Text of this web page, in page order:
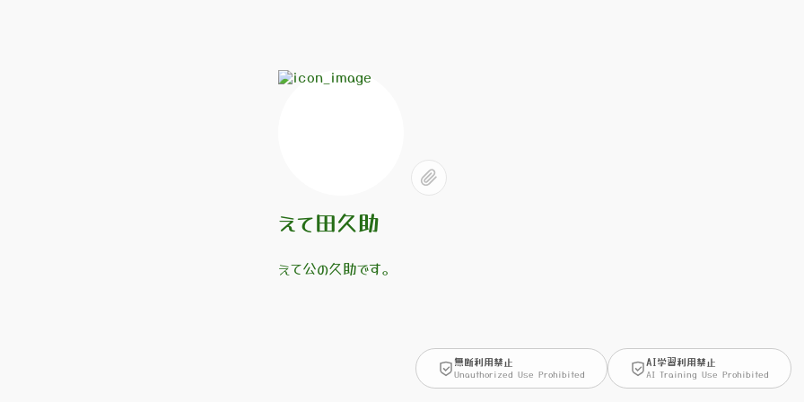
えて田久助
えて公の久助です。
無断利用禁止
Unauthorized Use Prohibited
AI学習利用禁止
AI Training Use Prohibited